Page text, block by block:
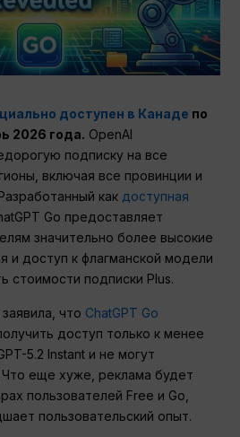
доступен в Канаде по
2026 года. OpenAI
подписку на все
включая все провинции и
как доступная
Go предоставляет
значительно более высокие
и доступ к флагманской модели
стоимости подписки Plus.
что ChatGPT Go
доступ только к менее
5.2 Instant и не могут
Что еще хуже, реклама будет
пользователей Free и Go,
пользовательский опыт.